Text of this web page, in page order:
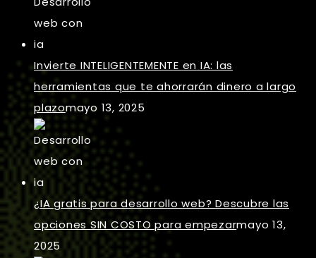
Invierte INTELIGENTEMENTE en IA: las
herramientas que te ahorrarán dinero a largo
plazomayo 13, 2025
¿IA gratis para desarrollo web? Descubre las
opciones SIN COSTO para empezarmayo 13,
2025